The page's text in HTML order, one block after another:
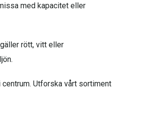
med kapacitet eller
rött, vitt eller
Utforska vårt sortiment